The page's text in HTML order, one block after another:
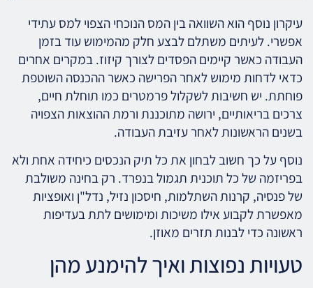
עיקרון נוסף הוא השוואה בין המס הנוכחי הצפוי למס עתידי
אפשרי. לעיתים משתלם לבצע חלק מהמימוש עוד בזמן
העבודה כאשר קיימים הפסדים לצורך קיזוז. במקרים אחרים
כדאי לדחות מימוש לאחר הפרישה כאשר ההכנסה השוטפת
פוחתת. יש חשיבות לשקלול פרמטרים כמו תוחלת חיים,
צרכים בריאותיים, ירושה מתוכננת ורמת ההוצאות הצפויה
בשנים הראשונות לאחר עזיבת העבודה.
נוסף על כך חשוב לבחון את כל תיק הנכסים כיחידה אחת ולא
בפריזמה של כל תוכנית תגמול בנפרד. רק בחינה משולבת
של פנסיה, קרנות השתלמות, חיסכון נזיל, נדל"ן ואופציות
מאפשרת לקבוע אילו משיכות ומימושים לתת בעדיפות
ראשונה כדי לבנות תזרים מאוזן.
טעויות נפוצות ואיך להימנע מהן